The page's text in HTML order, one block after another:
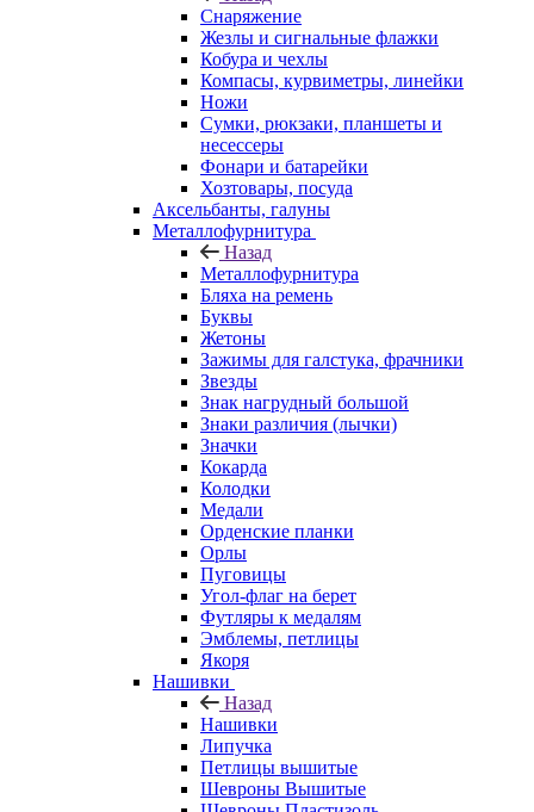
Снаряжение
Жезлы и сигнальные флажки
Кобура и чехлы
Компасы, курвиметры, линейки
Ножи
Сумки, рюкзаки, планшеты и
несессеры
Фонари и батарейки
Хозтовары, посуда
Аксельбанты, галуны
Металлофурнитура
Назад
Металлофурнитура
Бляха на ремень
Буквы
Жетоны
Зажимы для галстука, фрачники
Звезды
Знак нагрудный большой
Знаки различия (лычки)
Значки
Кокарда
Колодки
Медали
Орденские планки
Орлы
Пуговицы
Угол-флаг на берет
Футляры к медалям
Эмблемы, петлицы
Якоря
Нашивки
Назад
Нашивки
Липучка
Петлицы вышитые
Шевроны Вышитые